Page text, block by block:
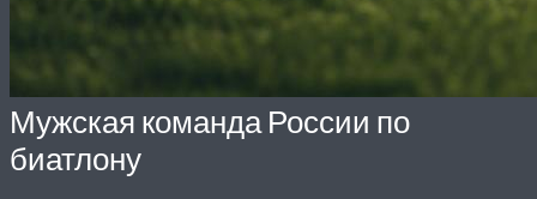
Мужская команда России по
биатлону